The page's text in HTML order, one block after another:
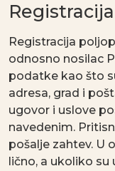
Registracija
odnosno nosilac
podatke kao što
adresa, grad i
ugovor i uslove
navedenim.
pošalje zahtev. U
lično, a ukoliko